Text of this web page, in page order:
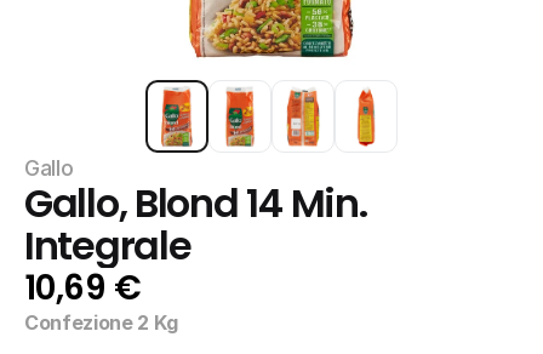
Gallo
Gallo, Blond 14 Min.
Integrale
10,69 €
Confezione 2 Kg